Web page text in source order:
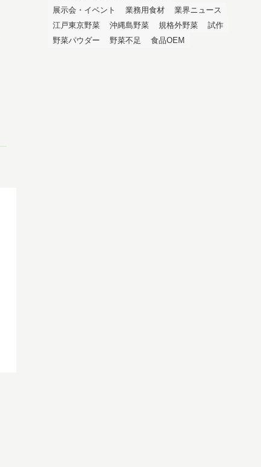
展示会・イベント
業務用食材
業界ニュース
江戸東京野菜
沖縄島野菜 規格外野菜
試作
野菜パウダー
野菜不足 食品OEM